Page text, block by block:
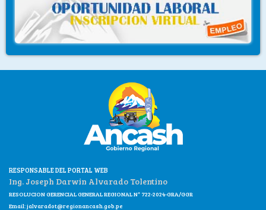
RESPONSABLE DEL PORTAL WEB
Ing. Joseph Darwin Alvarado Tolentino
RESOLUCION GERENCIAL GENERAL REGIONAL N° 722-2024-GRA/GGR
Email:jalvaradot@regionancash.gob.pe